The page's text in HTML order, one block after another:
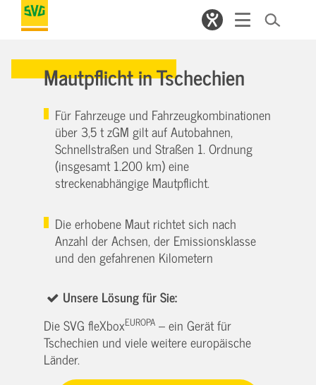
Mautpflicht in Tschechien
Für Fahrzeuge und Fahrzeugkombinationen
über 3,5 t zGM gilt auf Autobahnen,
Schnellstraßen und Straßen 1. Ordnung
(insgesamt 1.200 km) eine
streckenabhängige Mautpflicht.
Die erhobene Maut richtet sich nach
Anzahl der Achsen, der Emissionsklasse
und den gefahrenen Kilometern
Unsere Lösung für Sie:
Die SVG fleXboxEUROPA – ein Gerät für
Tschechien und viele weitere europäische
Länder.